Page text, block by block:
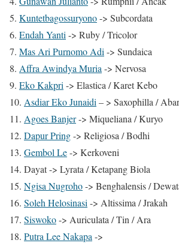
5. Kuntetbagossuryono-> Subcordata
6. Endah Yanti -> Ruby / Tricolor
7. Mas Ari Purnomo Adi -> Sundaica
8. Affra Awindya Muria -> Nervosa
9. Eko Kakpri -> Elastica / Karet Kebo
10. Asdiar Eko Junaidi – > Saxophilla / Abar
11. Agoes Banjer-> Miqueliana / Kuryo
12. Dapur Pring-> Religiosa / Bodhi
13. Gembol Le-> Kerkoveni
14. Dayat -> Lyrata / Ketapang Biola
15. Ngisa Nugroho-> Benghalensis /
16. Soleh Helosinasi -> Altissima / Jrakah
17. Siswoko-> Auriculata / Tin / Ara
18. Putra Lee Nakapa ->